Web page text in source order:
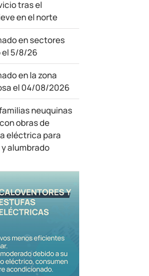
tras el
en el norte
en sectores
el 5/8/26
en la zona
el 04/08/2026
neuquinas
obras de
eléctrica para
alumbrado